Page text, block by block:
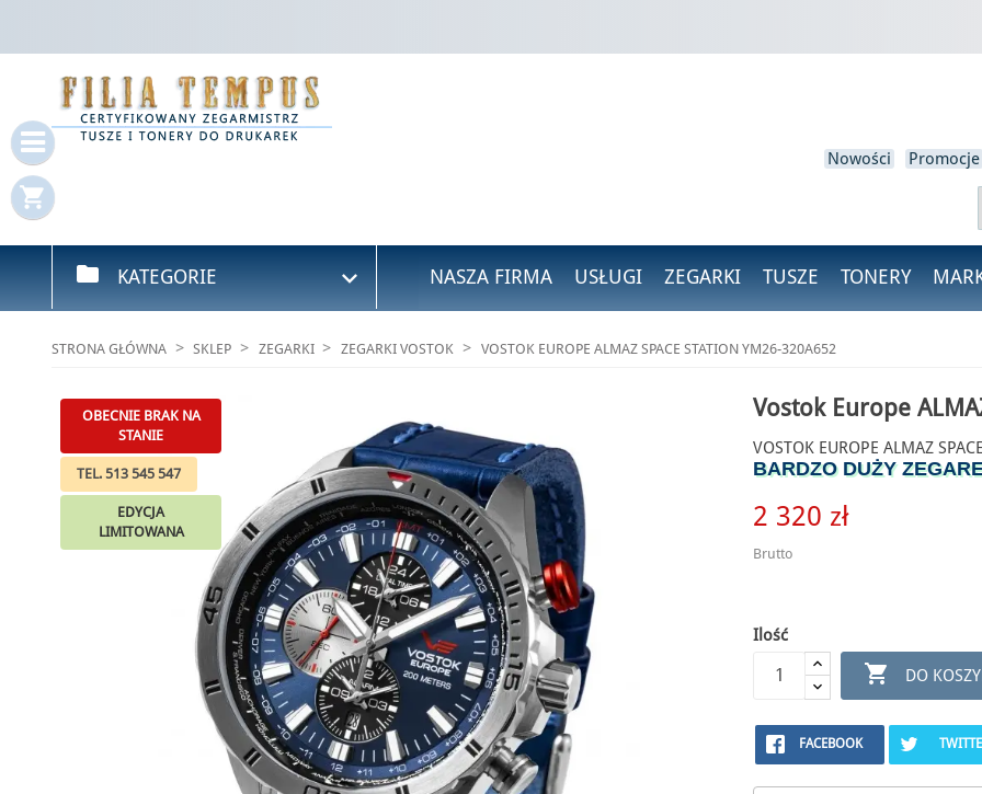
shopping_cart
Nowości Promocje
folder KATEGORIE  NASZA FIRMA USŁUGI ZEGARKI TUSZE TONERY
STRONA GŁÓWNA SKLEP ZEGARKI ZEGARKI VOSTOK VOSTOK EUROPE ALMAZ SPACE STATION YM26-320A652
OBECNIE BRAK NA
STANIE
TEL. 513 545 547
EDYCJA
LIMITOWANA
Vostok Europe
VOSTOK EUROPE ALMAZ
BARDZO DUŻY
2 320 zł
Brutto
Ilość
 DO
FACEBOOK